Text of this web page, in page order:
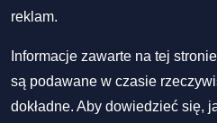
reklam.
Informacje zawarte na tej
są podawane w czasie
dokładne. Aby dowiedzieć się,